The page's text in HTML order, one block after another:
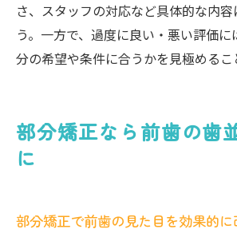
さ、スタッフの対応など具体的な内
う。一方で、過度に良い・悪い評価に
分の希望や条件に合うかを見極めるこ
部分矯正なら前歯の歯
に
部分矯正で前歯の見た目を効果的に